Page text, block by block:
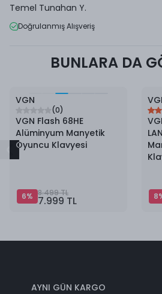
Temel Tunahan Y.
Doğrulanmış Alışveriş
BUNLARA DA
VGN
(0)
VGN Flash 68HE
Alüminyum Manyetik
Oyuncu Klavyesi
6% 8.499 TL
7.999 TL 8
AYNI GÜN KARGO